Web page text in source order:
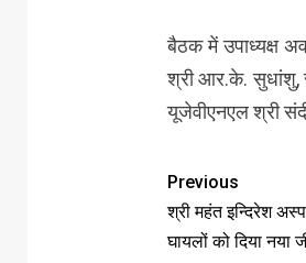
बैठक में उपाध्यक्ष
श्री आर.के. सुधांशु,
यूजेवीएनएल श्री
Previous
श्री महंत इन्दिरेश
घायलों को दिया नया